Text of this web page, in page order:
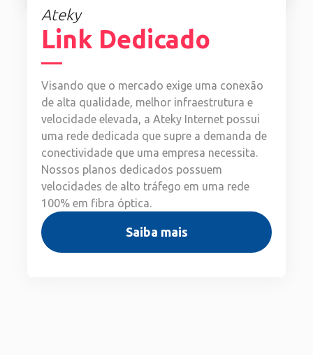
Ateky
Link Dedicado
Visando que o mercado exige uma conexão
de alta qualidade, melhor infraestrutura e
velocidade elevada, a Ateky Internet possui
uma rede dedicada que supre a demanda de
conectividade que uma empresa necessita.
Nossos planos dedicados possuem
velocidades de alto tráfego em uma rede
100% em fibra óptica.
Saiba mais